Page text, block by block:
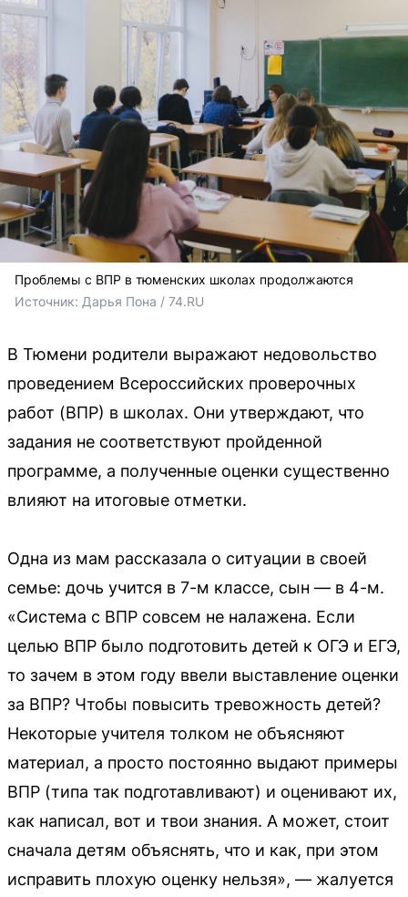
Проблемы с ВПР в тюменских школах продолжаются
Источник: Дарья Пона / 74.RU
В Тюмени родители выражают недовольство
проведением Всероссийских проверочных
работ (ВПР) в школах. Они утверждают, что
задания не соответствуют пройденной
программе, а полученные оценки существенно
влияют на итоговые отметки.
Одна из мам рассказала о ситуации в своей
семье: дочь учится в 7-м классе, сын — в 4-м.
«Система с ВПР совсем не налажена. Если
целью ВПР было подготовить детей к ОГЭ и ЕГЭ,
то зачем в этом году ввели выставление оценки
за ВПР? Чтобы повысить тревожность детей?
Некоторые учителя толком не объясняют
материал, а просто постоянно выдают примеры
ВПР (типа так подготавливают) и оценивают их,
как написал, вот и твои знания. А может, стоит
сначала детям объяснять, что и как, при этом
исправить плохую оценку нельзя», — жалуется